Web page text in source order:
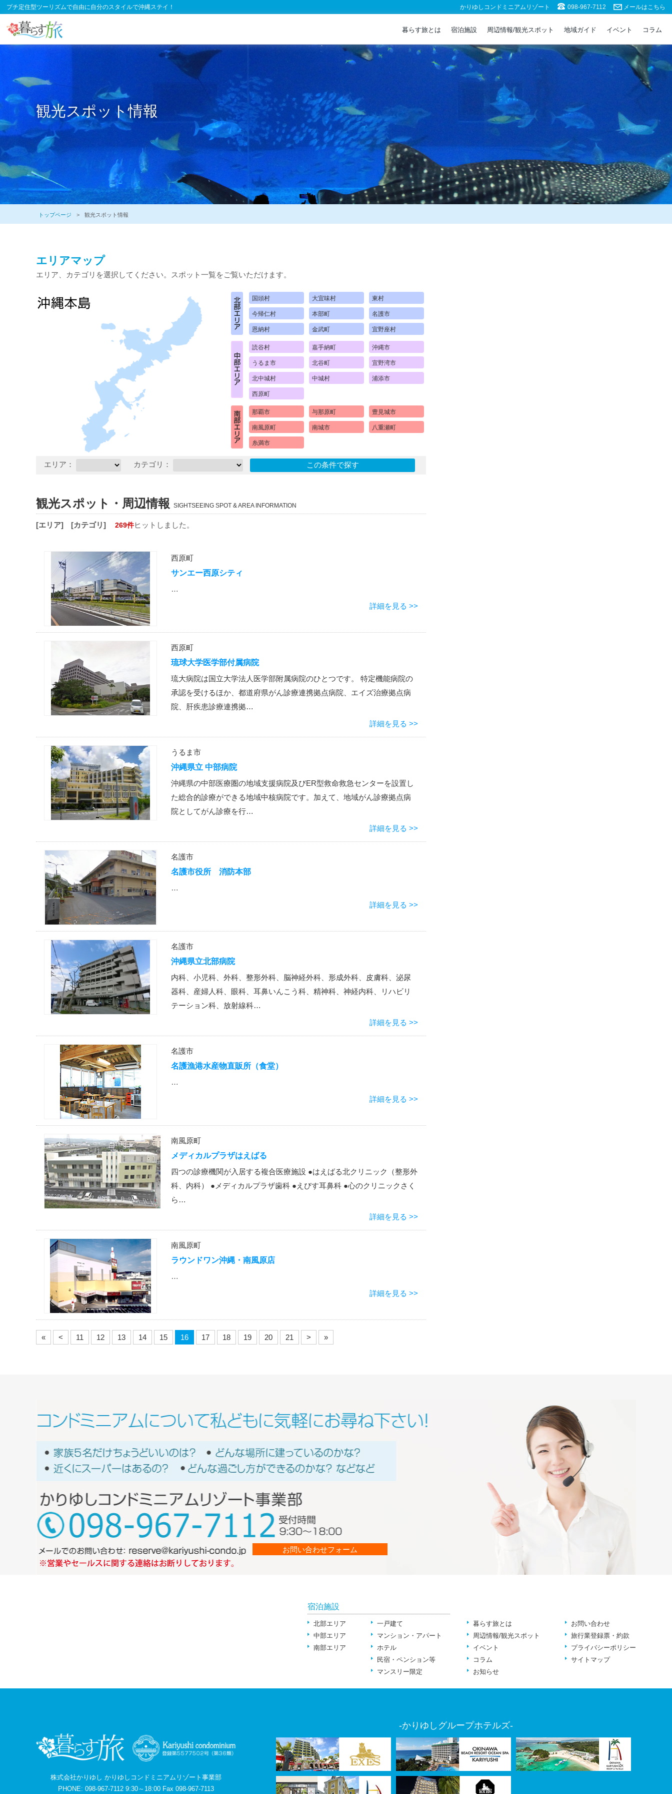
プチ定住型ツーリズムで自由に自分のスタイルで沖縄ステイ！ かりゆしコンドミニアムリゾート 098-967-7112 メールはこちら
暮らす旅とは 宿泊施設 周辺情報/観光スポット 地域ガイド イベント コラム
観光スポット情報
トップページ 観光スポット情報
エリアマップ
エリア、カテゴリを選択してください。スポット一覧をご覧いただけます。
国頭村 大宜味村 東村
今帰仁村 本部町 名護市
恩納村 金武町 宜野座村
読谷村 嘉手納町 沖縄市
うるま市 北谷町 宜野湾市
北中城村 中城村 浦添市
西原町
那覇市 与那原町 豊見城市
南風原町 南城市 八重瀬町
糸満市
エリア： カテゴリ：
観光スポット・周辺情報 SIGHTSEEING SPOT & AREA INFORMATION
[エリア] [カテゴリ] 269件ヒットしました。
西原町
サンエー西原シティ
…
詳細を見る >>
西原町
琉球大学医学部付属病院
琉大病院は国立大学法人医学部附属病院のひとつです。 特定機能病院の
承認を受けるほか、都道府県がん診療連携拠点病院、エイズ治療拠点病
院、肝疾患診療連携拠…
詳細を見る >>
うるま市
沖縄県立 中部病院
沖縄県の中部医療圏の地域支援病院及びER型救命救急センターを設置し
た総合的診療ができる地域中核病院です。加えて、地域がん診療拠点病
院としてがん診療を行…
詳細を見る >>
名護市
名護市役所 消防本部
…
詳細を見る >>
名護市
沖縄県立北部病院
内科、小児科、外科、整形外科、脳神経外科、形成外科、皮膚科、泌尿
器科、産婦人科、眼科、耳鼻いんこう科、精神科、神経内科、リハビリ
テーション科、放射線科…
詳細を見る >>
名護市
名護漁港水産物直販所（食堂）
…
詳細を見る >>
南風原町
メディカルプラザはえばる
四つの診療機関が入居する複合医療施設 ●はえばる北クリニック（整形外
科、内科） ●メディカルプラザ歯科 ●えびす耳鼻科 ●心のクリニックさく
ら…
詳細を見る >>
南風原町
ラウンドワン沖縄・南風原店
…
詳細を見る >>
« < 11 12 13 14 15 16 17 18 19 20 21 > »
お問い合わせフォーム
宿泊施設
北部エリア
中部エリア
南部エリア
一戸建て
マンション・アパート
ホテル
民宿・ペンション等
マンスリー限定
暮らす旅とは
周辺情報/観光スポット
イベント
コラム
お知らせ
お問い合わせ
旅行業登録票・約款
プライバシーポリシー
サイトマップ
株式会社かりゆし かりゆしコンドミニアムリゾート事業部
PHONE: 098-967-7112 9:30～18:00 Fax 098-967-7113
-かりゆしグループホテルズ-